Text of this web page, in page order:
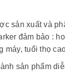
sản xuất và
đảm bảo :
máy, tuổi thọ
sản phẩm